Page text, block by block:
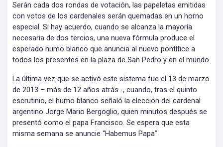
Serán cada dos rondas de votación, las papeletas emitidas
con votos de los cardenales serán quemadas en un horno
especial. Si hay acuerdo, cuando se alcanza la mayoría
necesaria de dos tercios, una nueva fórmula produce el
esperado humo blanco que anuncia al nuevo pontífice a
todos los presentes en la plaza de San Pedro y en el mundo.
La última vez que se activó este sistema fue el 13 de marzo
de 2013 – más de 12 años atrás -, cuando, tras el quinto
escrutinio, el humo blanco señaló la elección del cardenal
argentino Jorge Mario Bergoglio, quien minutos después se
presentó como el papa Francisco. Se espera que esta
misma semana se anuncie “Habemus Papa”.